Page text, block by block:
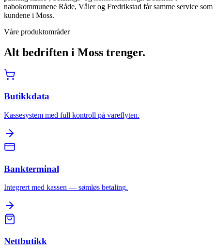
nabokommunene Råde, Våler og Fredrikstad får samme service som
kundene i Moss.
Våre produktområder
Alt bedriften i Moss trenger.
Butikkdata
Kassesystem med full kontroll på vareflyten.
Bankterminal
Integrert med kassen — sømløs betaling.
Nettbutikk